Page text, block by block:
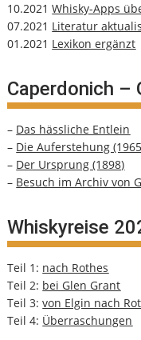
10.2021Whisky-Apps
07.2021 Literatur
01.2021 Lexikon ergänzt
Caperdonich –
– Das hässliche Entlein
– Die Auferstehung
– Der Ursprung (1898)
– Besuch im Archiv von
Whiskyreise
Teil 1: nach Rothes
Teil 2: bei Glen Grant
Teil 3:von Elgin nach
Teil 4: Überraschungen